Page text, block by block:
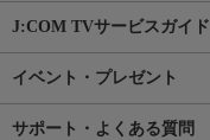
J:COM TVサービスガイド
イベント・プレゼント
サポート・よくある質問